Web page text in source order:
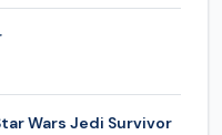
Wars Jedi Survivor